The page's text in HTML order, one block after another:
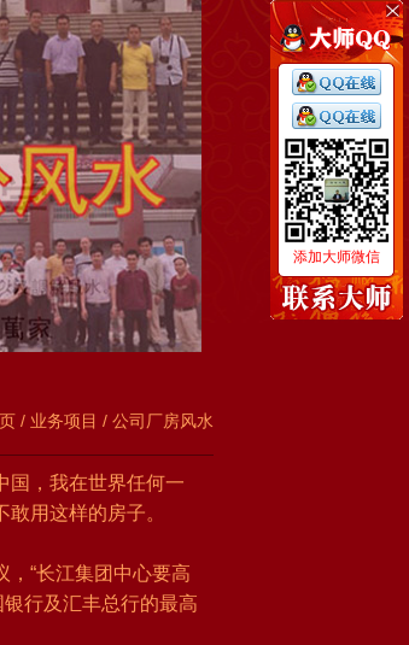
/ 业务项目 / 公司厂房风水
国，我在世界任何一
用这样的房子。
“长江集团中心要高
行及汇丰总行的最高
添加大师微信